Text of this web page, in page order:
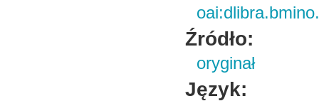
Źródło:
oryginał
Język: